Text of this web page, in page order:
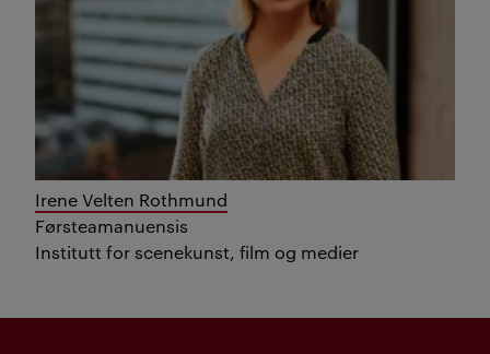
Irene Velten Rothmund
Førsteamanuensis
Institutt for scenekunst, film og medier